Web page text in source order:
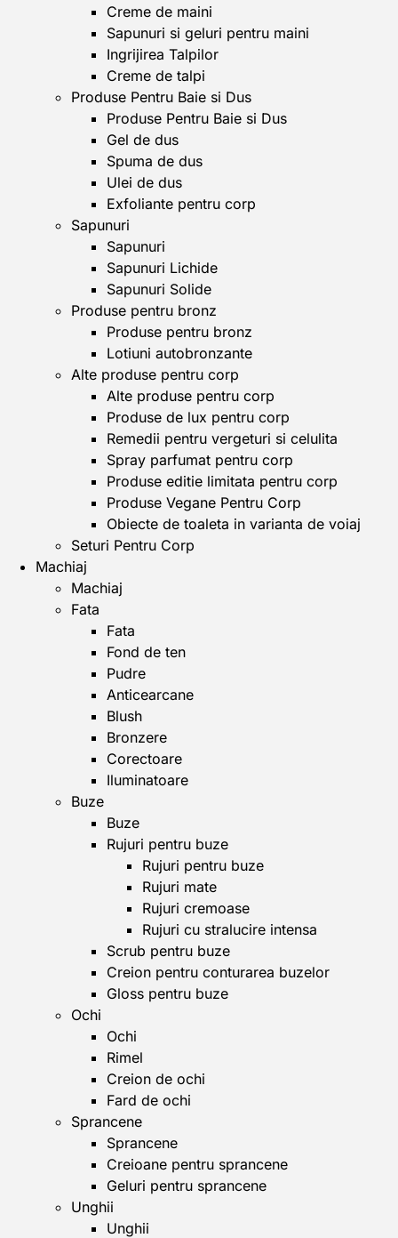
Creme de maini
Sapunuri si geluri pentru maini
Ingrijirea Talpilor
Creme de talpi
Produse Pentru Baie si Dus
Produse Pentru Baie si Dus
Gel de dus
Spuma de dus
Ulei de dus
Exfoliante pentru corp
Sapunuri
Sapunuri
Sapunuri Lichide
Sapunuri Solide
Produse pentru bronz
Produse pentru bronz
Lotiuni autobronzante
Alte produse pentru corp
Alte produse pentru corp
Produse de lux pentru corp
Remedii pentru vergeturi si celulita
Spray parfumat pentru corp
Produse editie limitata pentru corp
Produse Vegane Pentru Corp
Obiecte de toaleta in varianta de voiaj
Seturi Pentru Corp
Machiaj
Machiaj
Fata
Fata
Fond de ten
Pudre
Anticearcane
Blush
Bronzere
Corectoare
Iluminatoare
Buze
Buze
Rujuri pentru buze
Rujuri pentru buze
Rujuri mate
Rujuri cremoase
Rujuri cu stralucire intensa
Scrub pentru buze
Creion pentru conturarea buzelor
Gloss pentru buze
Ochi
Ochi
Rimel
Creion de ochi
Fard de ochi
Sprancene
Sprancene
Creioane pentru sprancene
Geluri pentru sprancene
Unghii
Unghii